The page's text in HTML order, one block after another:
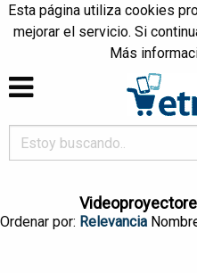
Esta página utiliza cookies
mejorar el servicio. Si
Más
Ordenar por: Relevancia